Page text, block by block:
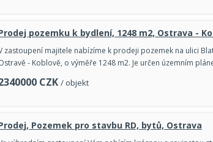
pozemku k bydlení, 1248 m2, Ostrava -
zastoupení majitele nabízíme k prodeji pozemek na ulici
- Koblově, o výměře 1248 m2. Je určen územním
CZK / objekt
Pozemek pro stavbu RD, bytů, Ostrava